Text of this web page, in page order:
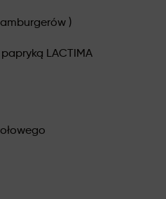
)
LACTIMA